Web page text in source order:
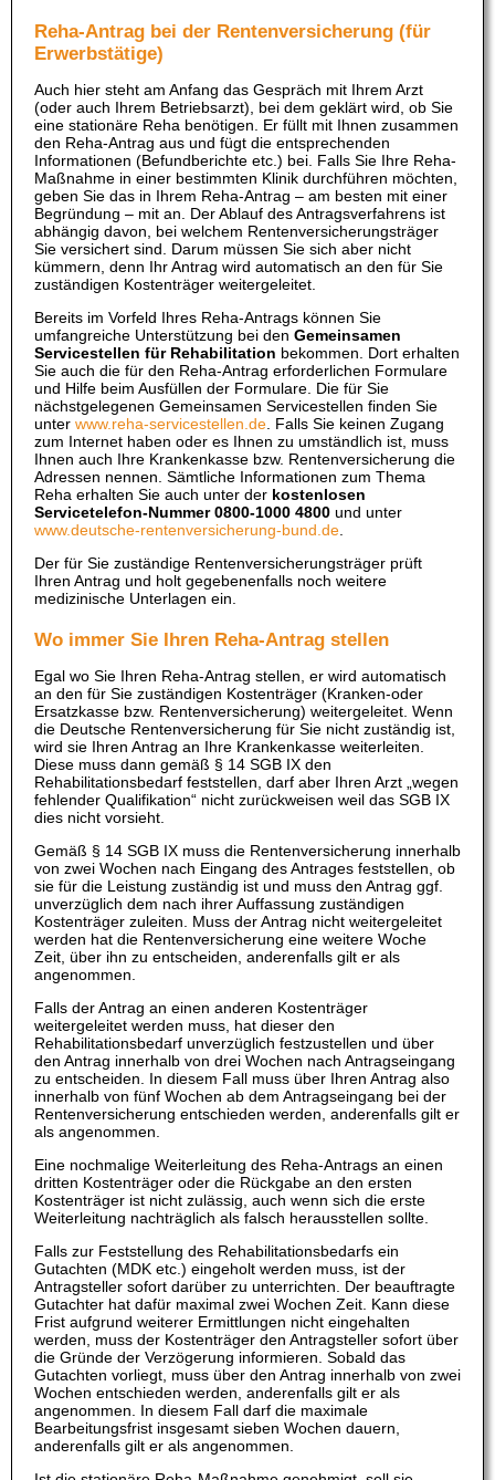
Reha-Antrag bei der Rentenversicherung (für
Erwerbstätige)
Auch hier steht am Anfang das Gespräch mit Ihrem Arzt
(oder auch Ihrem Betriebsarzt), bei dem geklärt wird, ob Sie
eine stationäre Reha benötigen. Er füllt mit Ihnen zusammen
den Reha-Antrag aus und fügt die entsprechenden
Informationen (Befundberichte etc.) bei. Falls Sie Ihre Reha-
Maßnahme in einer bestimmten Klinik durchführen möchten,
geben Sie das in Ihrem Reha-Antrag – am besten mit einer
Begründung – mit an. Der Ablauf des Antragsverfahrens ist
abhängig davon, bei welchem Rentenversicherungsträger
Sie versichert sind. Darum müssen Sie sich aber nicht
kümmern, denn Ihr Antrag wird automatisch an den für Sie
zuständigen Kostenträger weitergeleitet.
Bereits im Vorfeld Ihres Reha-Antrags können Sie
umfangreiche Unterstützung bei den Gemeinsamen
Servicestellen für Rehabilitation bekommen. Dort erhalten
Sie auch die für den Reha-Antrag erforderlichen Formulare
und Hilfe beim Ausfüllen der Formulare. Die für Sie
nächstgelegenen Gemeinsamen Servicestellen finden Sie
unter www.reha-servicestellen.de . Falls Sie keinen Zugang
zum Internet haben oder es Ihnen zu umständlich ist, muss
Ihnen auch Ihre Krankenkasse bzw. Rentenversicherung die
Adressen nennen. Sämtliche Informationen zum Thema
Reha erhalten Sie auch unter der kostenlosen
Servicetelefon-Nummer 0800-1000 4800 und unter
www.deutsche-rentenversicherung-bund.de
Der für Sie zuständige Rentenversicherungsträger prüft
Ihren Antrag und holt gegebenenfalls noch weitere
medizinische Unterlagen ein.
Wo immer Sie Ihren Reha-Antrag stellen
Egal wo Sie Ihren Reha-Antrag stellen, er wird automatisch
an den für Sie zuständigen Kostenträger (Kranken-oder
Ersatzkasse bzw. Rentenversicherung) weitergeleitet. Wenn
die Deutsche Rentenversicherung für Sie nicht zuständig ist,
wird sie Ihren Antrag an Ihre Krankenkasse weiterleiten.
Diese muss dann gemäß § 14 SGB IX den
Rehabilitationsbedarf feststellen, darf aber Ihren Arzt „wegen
fehlender Qualifikation“ nicht zurückweisen weil das SGB IX
dies nicht vorsieht.
Gemäß § 14 SGB IX muss die Rentenversicherung innerhalb
von zwei Wochen nach Eingang des Antrages feststellen, ob
sie für die Leistung zuständig ist und muss den Antrag ggf.
unverzüglich dem nach ihrer Auffassung zuständigen
Kostenträger zuleiten. Muss der Antrag nicht weitergeleitet
werden hat die Rentenversicherung eine weitere Woche
Zeit, über ihn zu entscheiden, anderenfalls gilt er als
angenommen.
Falls der Antrag an einen anderen Kostenträger
weitergeleitet werden muss, hat dieser den
Rehabilitationsbedarf unverzüglich festzustellen und über
den Antrag innerhalb von drei Wochen nach Antragseingang
zu entscheiden. In diesem Fall muss über Ihren Antrag also
innerhalb von fünf Wochen ab dem Antragseingang bei der
Rentenversicherung entschieden werden, anderenfalls gilt er
als angenommen.
Eine nochmalige Weiterleitung des Reha-Antrags an einen
dritten Kostenträger oder die Rückgabe an den ersten
Kostenträger ist nicht zulässig, auch wenn sich die erste
Weiterleitung nachträglich als falsch herausstellen sollte.
Falls zur Feststellung des Rehabilitationsbedarfs ein
Gutachten (MDK etc.) eingeholt werden muss, ist der
Antragsteller sofort darüber zu unterrichten. Der beauftragte
Gutachter hat dafür maximal zwei Wochen Zeit. Kann diese
Frist aufgrund weiterer Ermittlungen nicht eingehalten
werden, muss der Kostenträger den Antragsteller sofort über
die Gründe der Verzögerung informieren. Sobald das
Gutachten vorliegt, muss über den Antrag innerhalb von zwei
Wochen entschieden werden, anderenfalls gilt er als
angenommen. In diesem Fall darf die maximale
Bearbeitungsfrist insgesamt sieben Wochen dauern,
anderenfalls gilt er als angenommen.